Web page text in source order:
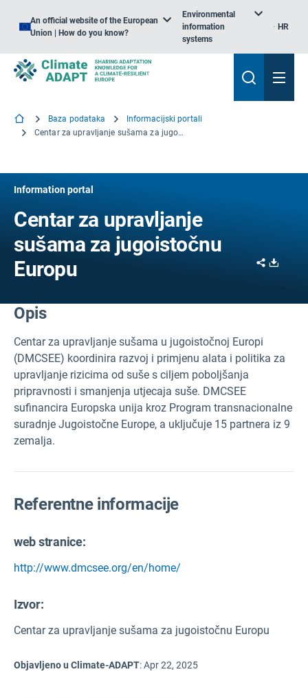
An official website of the European
Union | How do you know?
Environmental
information
systems
HR
Baza podataka
Informacijski portali
Centar za upravljanje sušama za jugoistočnu Europu
Information portal
Centar za upravljanje
sušama za jugoistočnu
Europu
Share
Opis
Centar za upravljanje sušama u jugoistočnoj Europi
(DMCSEE) koordinira razvoj i primjenu alata i politika za
upravljanje rizicima od suše s ciljem poboljšanja
pripravnosti i smanjenja utjecaja suše. DMCSEE
sufinancira Europska unija kroz Program transnacionalne
suradnje Jugoistočne Europe, a uključuje 15 partnera iz 9
zemalja.
Referentne informacije
web stranice:
http://www.dmcsee.org/en/home/
Izvor:
Centar za upravljanje sušama za jugoistočnu Europu
Objavljeno u Climate-ADAPT:Apr 22, 2025